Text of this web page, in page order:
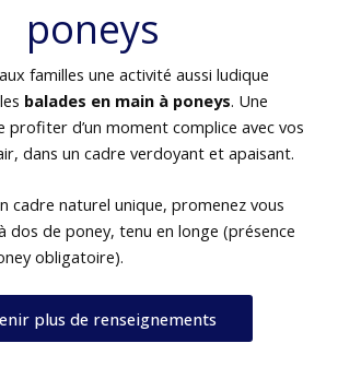
poneys
familles une activité aussi ludique
balades en main à poneys. Une
profiter d’un moment complice avec vos
dans un cadre verdoyant et apaisant.
cadre naturel unique, promenez vous
dos de poney, tenu en longe (présence
obligatoire).
plus de renseignements